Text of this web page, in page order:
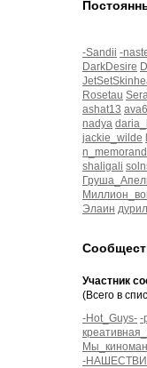
-Sandii -
DarkDesire
Rosetau
ashat13
nadya
jackie_wilde
shaligali
Элаин
Участник
(Всего в
-Hot_Guys- -
-